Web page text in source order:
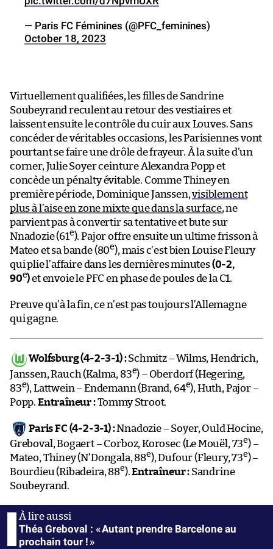
— Paris FC Féminines (@PFC_feminines)
October 18, 2023
Virtuellement qualifiées, les filles de Sandrine
Soubeyrand reculent au retour des vestiaires et
laissent ensuite le contrôle du cuir aux Louves. Sans
concéder de véritables occasions, les Parisiennes vont
pourtant se faire une drôle de frayeur. À la suite d’un
corner, Julie Soyer ceinture Alexandra Popp et
concède un pénalty évitable. Comme Thiney en
première période, Dominique Janssen,visiblement
plus à l’aise en zone mixte que dans la surface, ne
parvient pas à convertir sa tentative et bute sur
Nnadozie (61e). Pajor offre ensuite un ultime frisson à
Mateo et sa bande (80e), mais c’est bien Louise Fleury
qui plie l’affaire dans les dernières minutes(0-2,
90e)et envoie le PFC en phase de poules de la C1.
Preuve qu’à la fin, ce n’est pas toujours l’Allemagne
qui gagne.
Wolfsburg (4-2-3-1) :Schmitz – Wilms, Hendrich,
Janssen, Rauch (Kalma, 83e) – Oberdorf (Hegering,
83e), Lattwein – Endemann (Brand, 64e), Huth, Pajor –
Popp. Entraîneur :Tommy Stroot.
Paris FC (4-2-3-1) :Nnadozie – Soyer, Ould Hocine,
Greboval, Bogaert – Corboz, Korosec (Le Mouël, 73e) –
Mateo, Thiney (N’Dongala, 88e), Dufour (Fleury, 73e) –
Bourdieu (Ribadeira, 88e).Entraîneur : Sandrine
Soubeyrand.
Théa Greboval : « Autant prendre Barcelone au
prochain tour ! »